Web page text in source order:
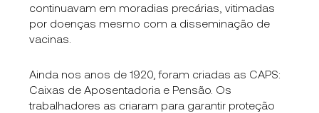
continuavam em moradias precárias, vitimadas
por doenças mesmo com a disseminação de
vacinas.
Ainda nos anos de 1920, foram criadas as CAPS:
Caixas de Aposentadoria e Pensão. Os
trabalhadores as criaram para garantir proteção